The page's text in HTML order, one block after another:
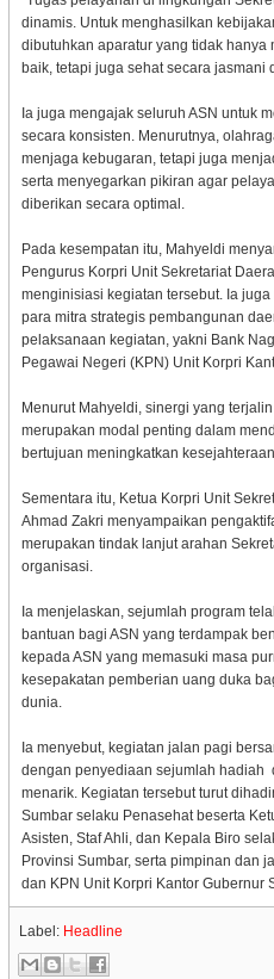
dinamis. Untuk menghasilkan
dibutuhkan aparatur yang tidak hanya
baik, tetapi juga sehat secara jasmani
Ia juga mengajak seluruh ASN untuk
secara konsisten. Menurutnya,
menjaga kebugaran, tetapi juga
serta menyegarkan pikiran agar
diberikan secara optimal.
Pada kesempatan itu, Mahyeldi
Pengurus Korpri Unit Sekretariat
menginisiasi kegiatan tersebut. Ia
para mitra strategis pembangunan
pelaksanaan kegiatan, yakni Bank
Pegawai Negeri (KPN) Unit Korpri
Menurut Mahyeldi, sinergi yang
merupakan modal penting dalam
bertujuan meningkatkan
Sementara itu, Ketua Korpri Unit
Ahmad Zakri menyampaikan
merupakan tindak lanjut arahan
organisasi.
Ia menjelaskan, sejumlah program
bantuan bagi ASN yang terdampak
kepada ASN yang memasuki masa
kesepakatan pemberian uang duka
dunia.
Ia menyebut, kegiatan jalan pagi
dengan penyediaan sejumlah hadiah
menarik. Kegiatan tersebut turut
Sumbar selaku Penasehat beserta
Asisten, Staf Ahli, dan Kepala Biro
Provinsi Sumbar, serta pimpinan dan
dan KPN Unit Korpri Kantor Gubernur
Label: Headline